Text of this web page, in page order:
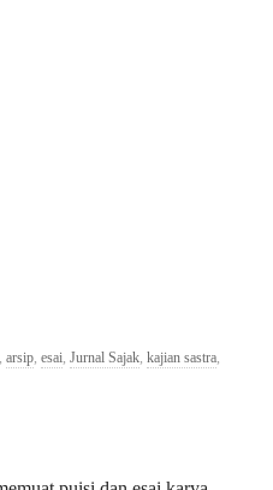
, arsip, esai, Jurnal Sajak, kajian sastra,